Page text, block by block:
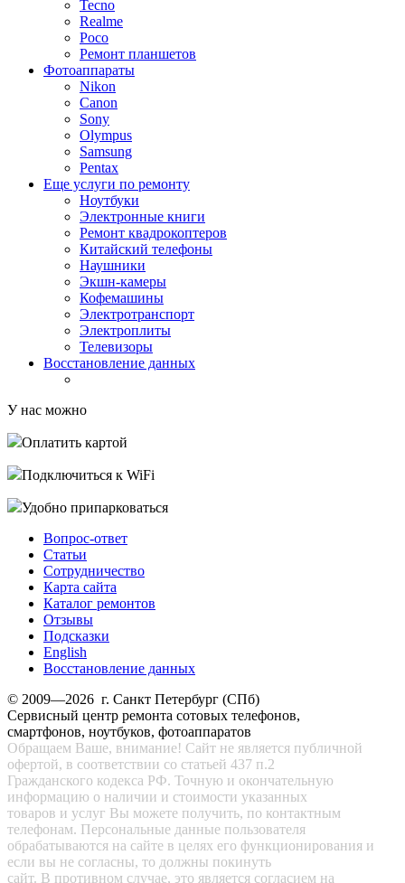
Tecno
Realme
Poco
Ремонт планшетов
Фотоаппараты
Nikon
Canon
Sony
Olympus
Samsung
Pentax
Еще услуги по ремонту
Ноутбуки
Электронные книги
Ремонт квадрокоптеров
Китайский телефоны
Наушники
Экшн-камеры
Кофемашины
Электротранспорт
Электроплиты
Телевизоры
Восстановление данных
У нас можно
Оплатить картой
Подключиться к WiFi
Удобно припарковаться
Вопрос-ответ
Статьи
Сотрудничество
Карта сайта
Каталог ремонтов
Отзывы
Подсказки
English
Восстановление данных
© 2009—2026 г. Санкт Петербург (СПб)
Сервисный центр ремонта сотовых телефонов,
смартфонов, ноутбуков, фотоаппаратов
Обращаем Ваше, внимание! Сайт не является публичной
офертой, в соответствии со статьей 437 п.2
Гражданского кодекса РФ. Точную и окончательную
информацию о наличии и стоимости указанных
товаров и услуг Вы можете получить, по контактным
телефонам. Персональные данные пользователя
обрабатываются на сайте в целях его функционирования и
если вы не согласны, то должны покинуть
сайт. В противном случае, это является согласием на